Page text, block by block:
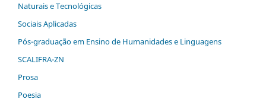
Naturais e Tecnológicas
Sociais Aplicadas
Pós-graduação em Ensino de Humanidades e Linguagens
SCALIFRA-ZN
Prosa
Poesia